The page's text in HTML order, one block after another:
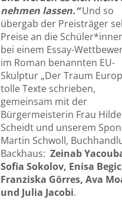
nehmen lassen.“Und so
übergab der Preisträger
Preise an die
bei einem Essay-
im Roman benannten EU-
Skulptur „Der Traum
tolle Texte schrieben,
gemeinsam mit der
Bürgermeisterin Frau Hilde
Scheidt und unserem
Martin Schwoll,
Backhaus: Zeinab
Sofia Sokolov, Enisa
Franziska Görres, Ava
und Julia Jacobi.